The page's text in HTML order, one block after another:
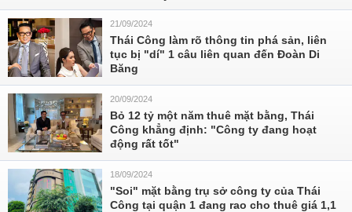
21/09/2024
Thái Công làm rõ thông tin phá sản, liên
tục bị "dí" 1 câu liên quan đến Đoàn Di
Băng
20/09/2024
Bỏ 12 tỷ một năm thuê mặt bằng, Thái
Công khẳng định: "Công ty đang hoạt
động rất tốt"
18/09/2024
"Soi" mặt bằng trụ sở công ty của Thái
Công tại quận 1 đang rao cho thuê giá 1,1